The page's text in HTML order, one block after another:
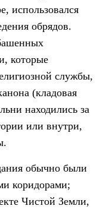
использовался
обрядов.
которые
службы,
(кладовая
находились за
или внутри,
обычно были
коридорами;
Чистой Земли,